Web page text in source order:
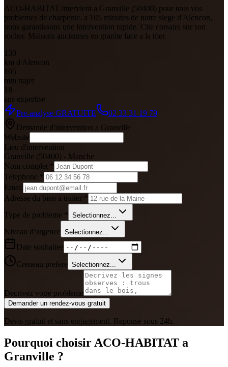
ACO-HABITAT intervient a Granville (50400) pour tous vos
problemes de charpente. a 105 minutes de notre siege d'Alencon,
nous garantissons une intervention rapide. Cite corsaire sur son
rocher. Maisons anciennes en granite face a la mer.
130
km d'Alencon
105
min trajet
18
ans expertise
Pre-analyse GRATUITE
02 33 31 19 79
Demande d'intervention a Granville
Website
Lieu d'intervention
Granville (50400) - Manche
Nom complet *
Telephone *
Email
Adresse du bien a traiter *
Type de probleme * Selectionnez...
Niveau d'urgence Selectionnez...
Date souhaitee
Creneau prefere Selectionnez...
Decrivez votre probleme
Demander un rendez-vous gratuit
Devis gratuit et sans engagement. Reponse sous 24h.
Pourquoi choisir ACO-HABITAT a
Granville ?